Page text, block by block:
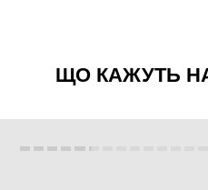
ЩО КАЖУТЬ